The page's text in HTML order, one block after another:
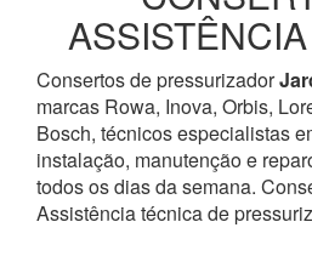
Consertos de pressurizador
marcas Rowa, Inova, Orbis,
Bosch, técnicos especialistas
instalação, manutenção e
todos os dias da semana.
Assistência técnica de